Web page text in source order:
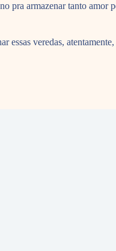
pra armazenar tanto amor
essas veredas,